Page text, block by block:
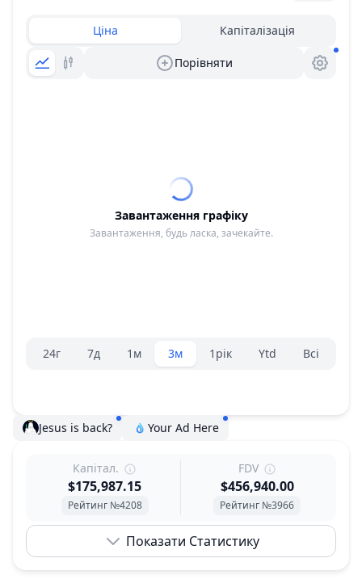
Ціна Капіталізація
Порівняти
Завантаження графіку
Завантаження, будь ласка, зачекайте.
Вибір діапазону.
24г 7д 1м 3м 1рік Ytd Всі
Jesus is back? Your Ad Here
Капітал.
$175,987.15
Рейтинг №4208
FDV
$456,940.00
Рейтинг №3966
Показати Статистику